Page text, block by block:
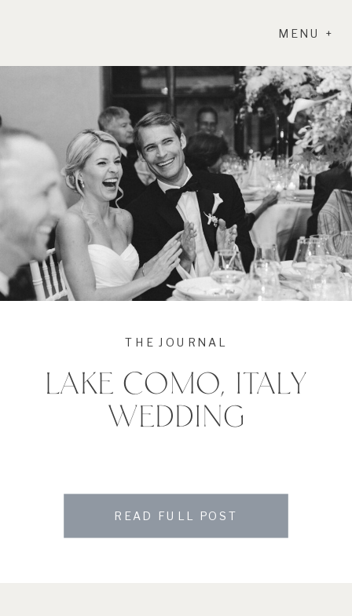
MENU +
LAKE COMO, ITALY
WEDDING
THE JOURNAL
READ FULL POST